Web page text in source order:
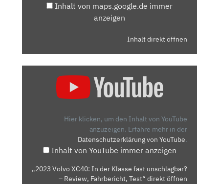
Inhalt von maps.google.de immer
anzeigen
Inhalt direkt öffnen
UNSCHLAGBAR?
Hier klicken, um den Inhalt von YouTube
anzuzeigen. Erfahre mehr in der
Datenschutzerklärung von YouTube.
Inhalt von YouTube immer anzeigen
„2023 Volvo XC40: In der Klasse fast unschlagbar?
– Review, Fahrbericht, Test“ direkt öffnen